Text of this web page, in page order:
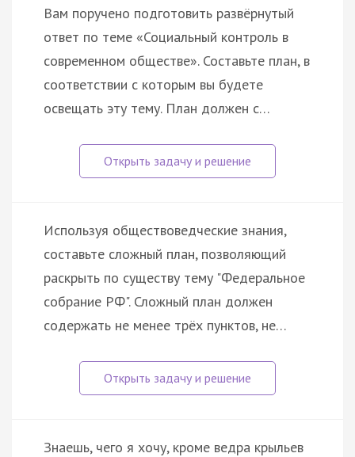
Вам поручено подготовить развёрнутый
ответ по теме «Социальный контроль в
современном обществе». Составьте план, в
соответствии с которым вы будете
освещать эту тему. План должен с…
Используя обществоведческие знания,
составьте сложный план, позволяющий
раскрыть по существу тему "Федеральное
собрание РФ". Сложный план должен
содержать не менее трёх пунктов, не…
Знаешь, чего я хочу, кроме ведра крыльев